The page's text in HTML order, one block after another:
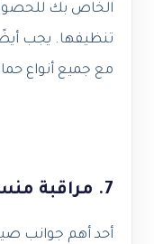
الخاص بك
تنظيفها. يجب
مع جميع أنواع
7. مراقبة منسوب المياه
أحد أهم جوانب